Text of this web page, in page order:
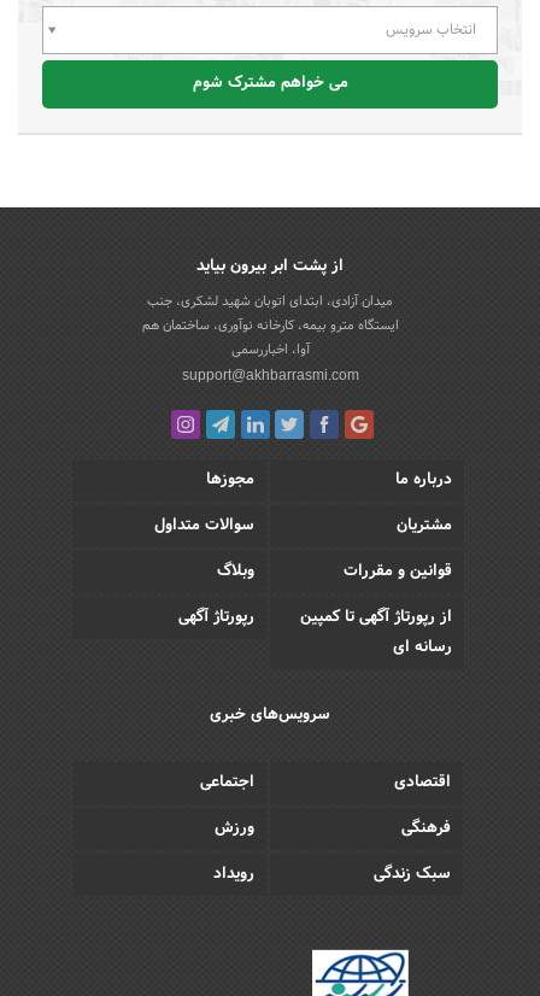
انتخاب سرویس
می خواهم مشترک شوم
از پشت ابر بیرون بیاید
میدان آزادی، ابتدای اتوبان شهید لشکری، جنب
ایستگاه مترو بیمه، کارخانه نوآوری، ساختمان هم
آوا، اخباررسمی
support@akhbarrasmi.com
درباره ما
مجوزها
مشتریان
سوالات متداول
قوانین و مقررات
وبلاگ
از رپورتاژ آگهی تا کمپین
رسانه ای
رپورتاژ آگهی
سرویس‌های خبری
اقتصادی
اجتماعی
فرهنگی
ورزش
سبک زندگی
رویداد